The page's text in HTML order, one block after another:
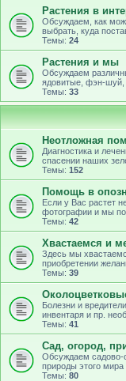
Растения в
Обсуждаем, как
выбрать, куда
Темы: 24
Растения и мы
Обсуждаем
ядовитые, фэн-шуй,
Темы: 33
Неотложная
Диагностика и
спасении наших
Темы: 152
Помощь в
Если у Вас растет
фотографии и мы
Темы: 42
Хвастаемся и
Здесь мы
приобретении
Темы: 39
Болезни и
инвентаря и пр.
Темы: 41
Сад, огород,
Обсуждаем садово-
природы этого мира
Темы: 80